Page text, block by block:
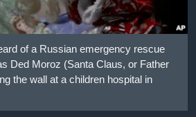
of a Russian emergency rescue
Ded Moroz (Santa Claus, or Father
the wall at a children hospital in